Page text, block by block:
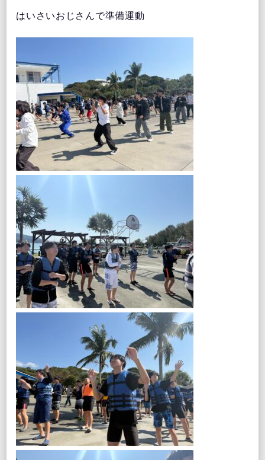
はいさいおじさんで準備運動